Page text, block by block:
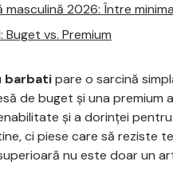
masculină 2026: Între
vs. Premium
barbatipare o sarcină
de buget și una premium
și a dorinței
ci piese care să reziste
nu este doar un